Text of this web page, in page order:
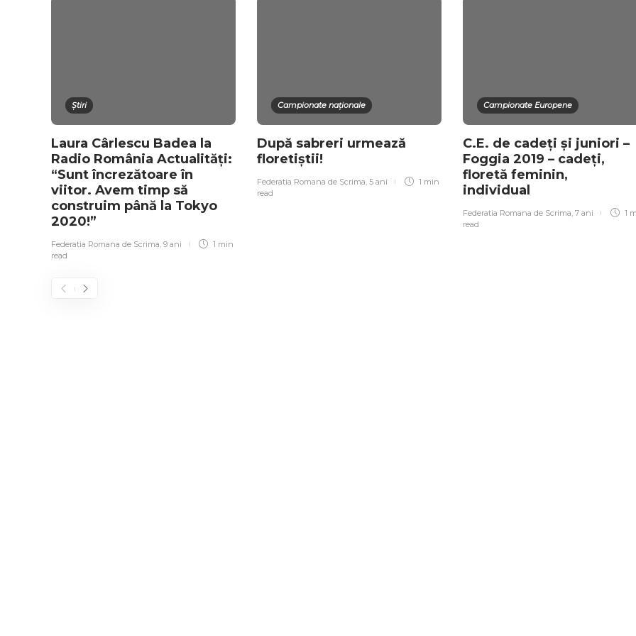
Știri
Laura Cârlescu Badea la
Radio România Actualități:
“Sunt încrezătoare în
viitor. Avem timp să
construim până la Tokyo
2020!”
Federatia Romana de Scrima 9 ani
1 min
read
Campionate naționale
După sabreri urmează
floretiștii!
Federatia Romana de Scrima 5 ani
1 min
read
Campionate Europene
C.E. de cadeți și juniori –
Foggia 2019 – cadeți,
floretă feminin,
individual
Federatia Romana de Scrima 7 ani
1
read